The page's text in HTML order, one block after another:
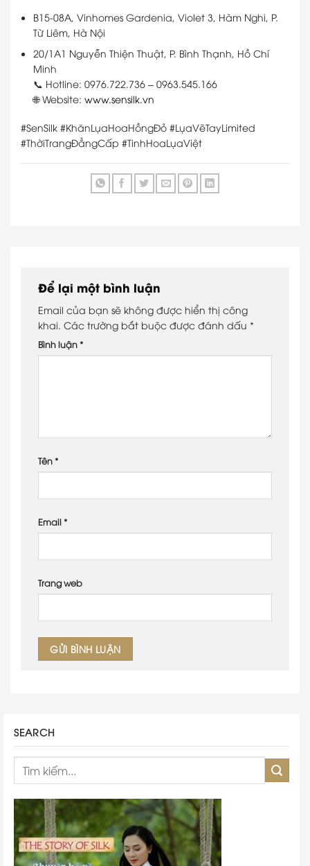
B15-08A, Vinhomes Gardenia, Violet 3, Hàm Nghi, P.
Từ Liêm, Hà Nội
20/1A1 Nguyễn Thiện Thuật, P. Bình Thạnh, Hồ Chí
Minh
📞 Hotline: 0976.722.736 – 0963.545.166
🌐 Website:www.sensilk.vn
#SenSilk #KhănLụaHoaHồngĐỏ #LụaVẽTayLimited
#ThờiTrangĐẳngCấp #TinhHoaLụaViệt
Để lại một bình luận
Email của bạn sẽ không được hiển thị công
khai. Các trường bắt buộc được đánh dấu *
Bình luận *
Tên *
Email *
Trang web
SEARCH